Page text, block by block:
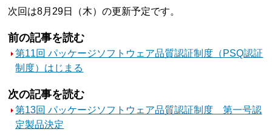
次回は8月29日（木）の更新予定です。
前の記事を読む
第11回 パッケージソフトウェア品質認証制度（PSQ認証
制度）はじまる
次の記事を読む
第13回 パッケージソフトウェア品質認証制度 第一号認
定製品決定